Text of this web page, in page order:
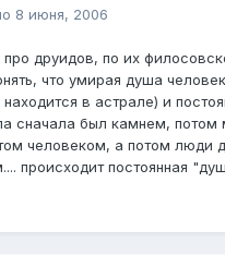
8 июня, 2006
про друидов, по их
что умирая душа
в астрале) и
сначала был камнем, потом
человеком, а потом люди
происходит постоянная